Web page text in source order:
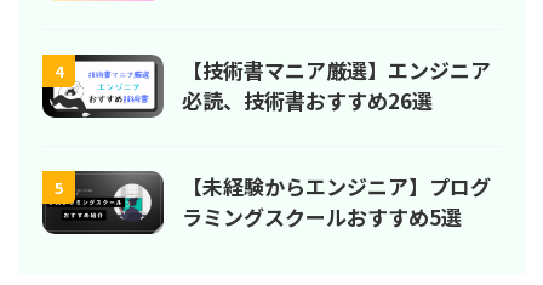
4
【技術書マニア厳選】エンジニア
必読、技術書おすすめ26選
5
【未経験からエンジニア】プログ
ラミングスクールおすすめ5選